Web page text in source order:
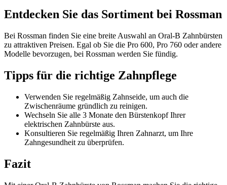
Entdecken Sie das Sortiment bei Rossman
Bei Rossman finden Sie eine breite Auswahl an Oral-B Zahnbürsten
zu attraktiven Preisen. Egal ob Sie die Pro 600, Pro 760 oder andere
Modelle bevorzugen, bei Rossman werden Sie fündig.
Tipps für die richtige Zahnpflege
Verwenden Sie regelmäßig Zahnseide, um auch die
Zwischenräume gründlich zu reinigen.
Wechseln Sie alle 3 Monate den Bürstenkopf Ihrer
elektrischen Zahnbürste aus.
Konsultieren Sie regelmäßig Ihren Zahnarzt, um Ihre
Zahngesundheit zu überprüfen.
Fazit